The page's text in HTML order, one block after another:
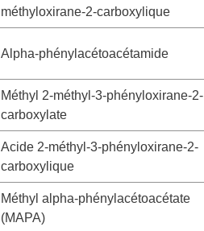
méthyloxirane-2-carboxylique
Alpha-phénylacétoacétamide
Méthyl 2-méthyl-3-phényloxirane-2-
carboxylate
Acide 2-méthyl-3-phényloxirane-2-
carboxylique
Méthyl alpha-phénylacétoacétate
(MAPA)